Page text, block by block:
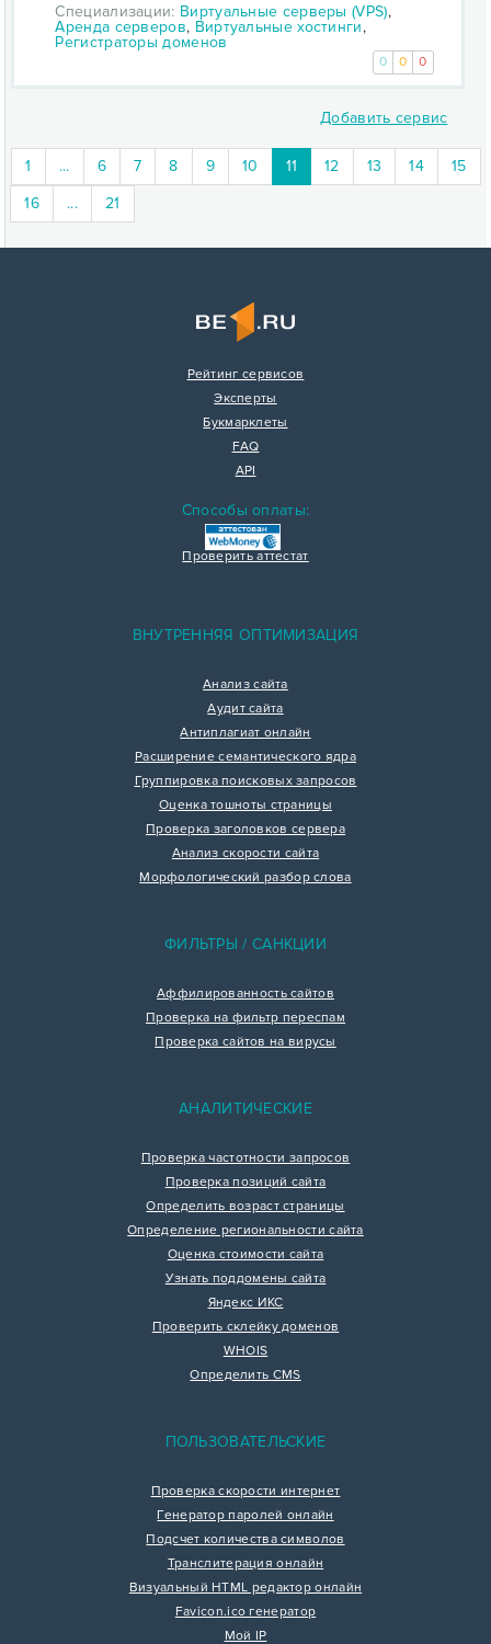
Специализации: Виртуальные серверы (VPS),
Аренда серверов, Виртуальные хостинги,
Регистраторы доменов
0 0 0
Добавить сервис
1 ... 6 7 8 9 10 11 (current)
12 13 14
15
16
... 21
Рейтинг сервисов
Эксперты
Букмарклеты
FAQ
API
Способы оплаты:
Проверить аттестат
ВНУТРЕННЯЯ ОПТИМИЗАЦИЯ
Анализ сайта
Аудит сайта
Антиплагиат онлайн
Расширение семантического ядра
Группировка поисковых запросов
Оценка тошноты страницы
Проверка заголовков сервера
Анализ скорости сайта
Морфологический разбор слова
ФИЛЬТРЫ / САНКЦИИ
Аффилированность сайтов
Проверка на фильтр переспам
Проверка сайтов на вирусы
АНАЛИТИЧЕСКИЕ
Проверка частотности запросов
Проверка позиций сайта
Определить возраст страницы
Определение региональности сайта
Оценка стоимости сайта
Узнать поддомены сайта
Яндекс ИКС
Проверить склейку доменов
WHOIS
Определить CMS
ПОЛЬЗОВАТЕЛЬСКИЕ
Проверка скорости интернет
Генератор паролей онлайн
Подсчет количества символов
Транслитерация онлайн
Визуальный HTML редактор онлайн
Favicon.ico генератор
Мой IP